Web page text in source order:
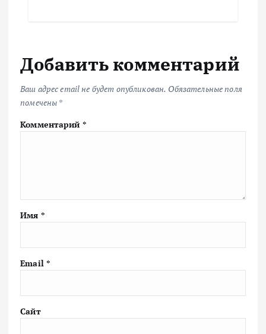
Добавить комментарий
Ваш адрес email не будет опубликован. Обязательные поля
помечены *
Комментарий *
Имя *
Email *
Сайт